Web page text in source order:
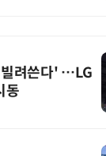
빌려쓴다' …LG
동